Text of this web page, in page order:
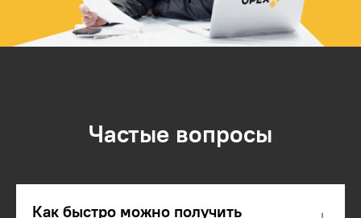
Частые вопросы
Как быстро можно получить